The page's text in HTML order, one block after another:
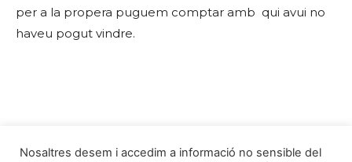
per a la propera puguem comptar amb qui avui no
haveu pogut vindre.
Nosaltres desem i accedim a informació no sensible del